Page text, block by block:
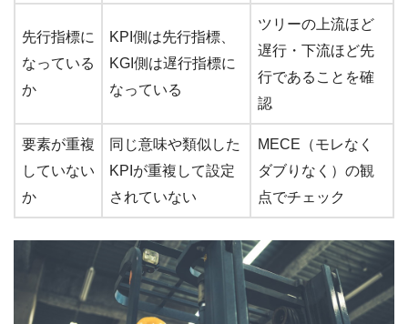
先行指標に
なっている
か
KPI側は先行指標、
KGI側は遅行指標に
なっている
ツリーの上流ほど
遅行・下流ほど先
行であることを確
認
要素が重複
していない
か
同じ意味や類似した
KPIが重複して設定
されていない
MECE（モレなく
ダブりなく）の観
点でチェック